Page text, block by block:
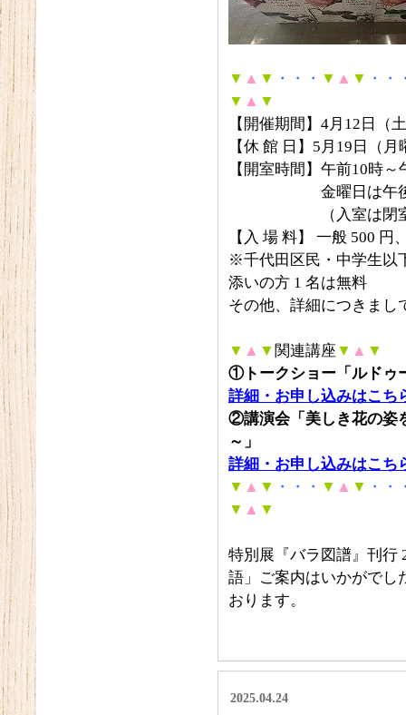
▼ ▲ ▼ ・ ・・ ▼ ▲ ▼ ・・
▼ ▲ ▼
【開催期間】4月12日（
【休 館 日】5月19日（月
【開室時間】午前10時～
金曜日は午後8時
（入室は閉室30
【入 場 料】 一般 500 円
※千代田区民・中学生以
添いの方 1 名は無料
その他、詳細につきまし
▼ ▲ ▼ 関連講座 ▼ ▲ ▼
①トークショー「ルドゥ
詳細・お申し込みはこち
②講演会「美しき花の姿
～」
詳細・お申し込みはこち
▼ ▲ ▼ ・・・ ▼ ▲ ▼ ・・
▼ ▲ ▼
特別展『バラ図譜』刊行
語」ご案内はいかがでし
おります。
2025.04.24